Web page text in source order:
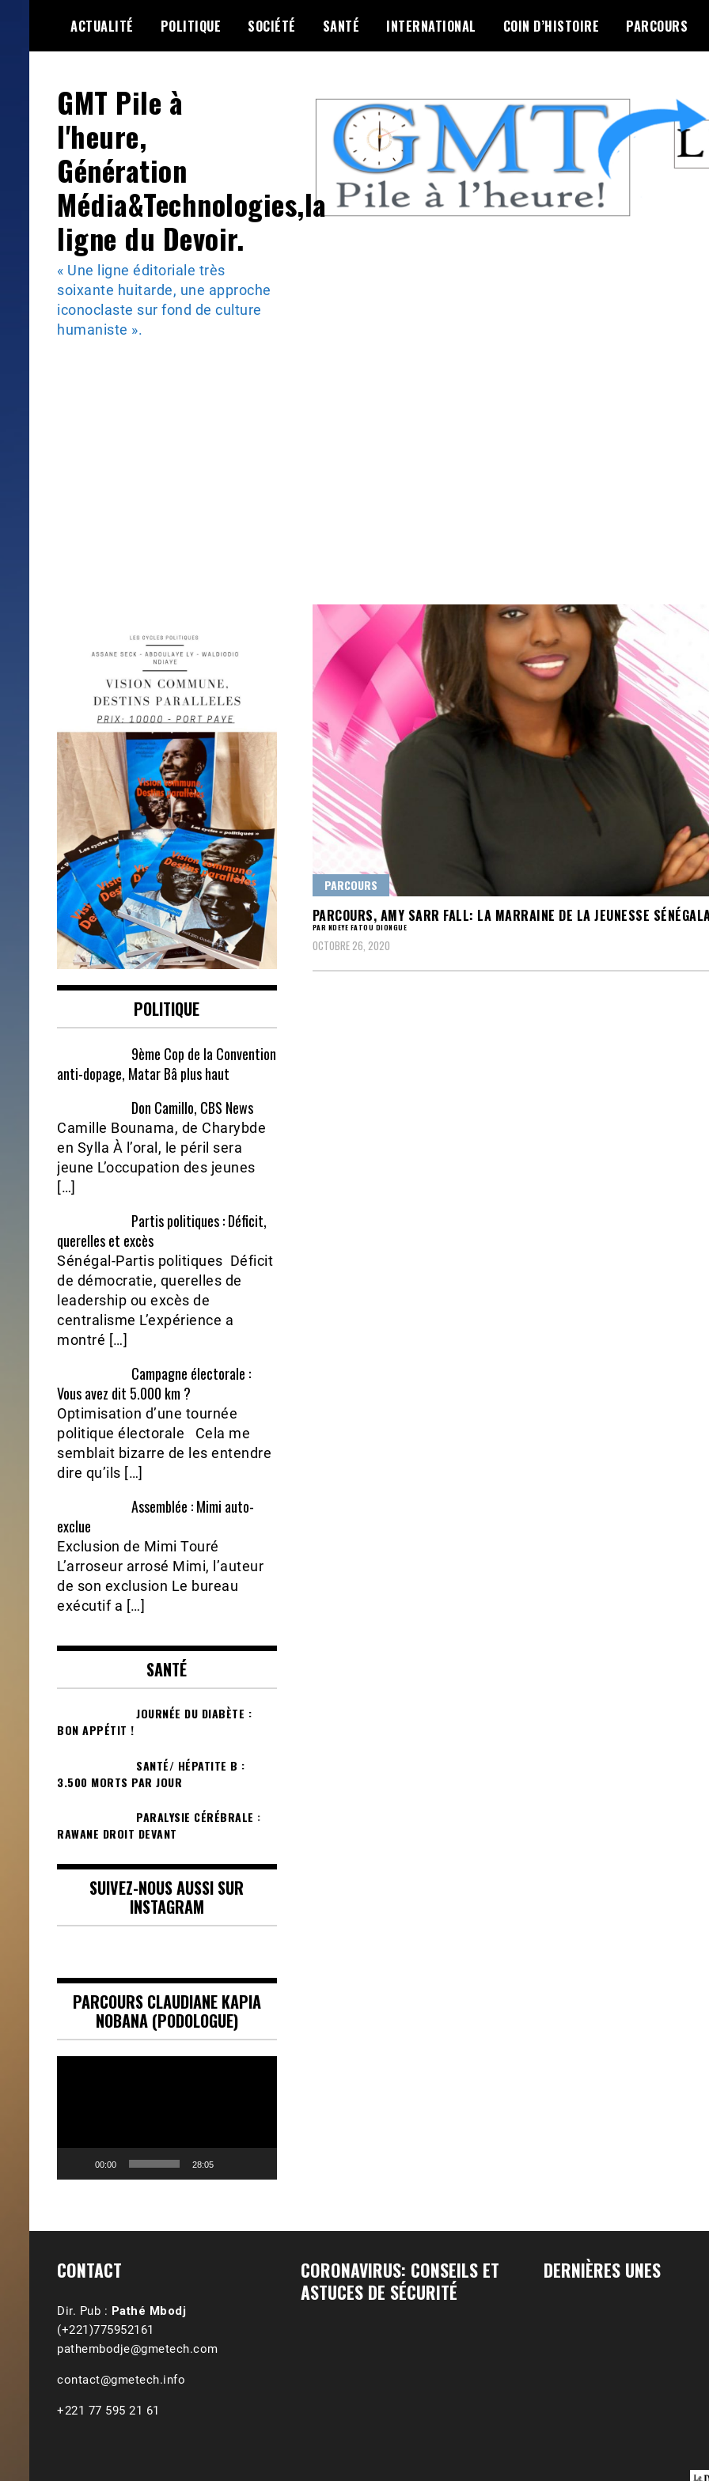
content
ACTUALITÉ POLITIQUE SOCIÉTÉ SANTÉ INTERNATIONAL COIN D’HISTOIRE PARCOURS
GMT Pile à
l'heure,
Génération
Média&Technologies,la
ligne du Devoir.
« Une ligne éditoriale très
soixante huitarde, une approche
iconoclaste sur fond de culture
humaniste ».
PARCOURS
PARCOURS, AMY SARR FALL: LA MARRAINE DE LA JEUNESSE
PAR NDEYE FATOU DIONGUE
OCTOBRE 26, 2020
POLITIQUE
9ème Cop de la Convention
anti-dopage, Matar Bâ plus haut
Don Camillo, CBS News
Camille Bounama, de Charybde
en Sylla À l’oral, le péril sera
jeune L’occupation des jeunes
[…]
Partis politiques : Déficit,
querelles et excès
Sénégal-Partis politiques Déficit
de démocratie, querelles de
leadership ou excès de
centralisme L’expérience a
montré […]
Campagne électorale :
Vous avez dit 5.000 km ?
Optimisation d’une tournée
politique électorale Cela me
semblait bizarre de les entendre
dire qu’ils […]
Assemblée : Mimi auto-
exclue
Exclusion de Mimi Touré
L’arroseur arrosé Mimi, l’auteur
de son exclusion Le bureau
exécutif a […]
SANTÉ
JOURNÉE DU DIABÈTE :
BON APPÉTIT !
SANTÉ/ HÉPATITE B :
3.500 MORTS PAR JOUR
PARALYSIE CÉRÉBRALE :
RAWANE DROIT DEVANT
SUIVEZ-NOUS AUSSI SUR
INSTAGRAM
PARCOURS CLAUDIANE KAPIA
NOBANA (PODOLOGUE)
00:00 28:05
CONTACT
Dir. Pub : Pathé Mbodj
(+221)775952161
pathembodje@gmetech.com
contact@gmetech.info
+221 77 595 21 61
CORONAVIRUS: CONSEILS ET
ASTUCES DE SÉCURITÉ
DERNIÈRES UNES